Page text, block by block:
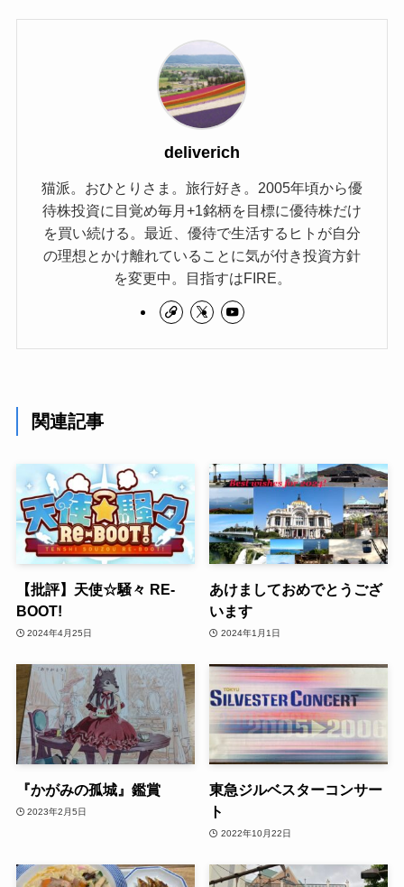
deliverich
猫派。おひとりさま。旅行好き。2005年頃から優
待株投資に目覚め毎月+1銘柄を目標に優待株だけ
を買い続ける。最近、優待で生活するヒトが自分
の理想とかけ離れていることに気が付き投資方針
を変更中。目指すはFIRE。
関連記事
【批評】天使☆騒々 RE-
BOOT!
2024年4月25日
あけましておめでとうござ
います
2024年1月1日
『かがみの孤城』鑑賞
2023年2月5日
東急ジルベスターコンサー
ト
2022年10月22日